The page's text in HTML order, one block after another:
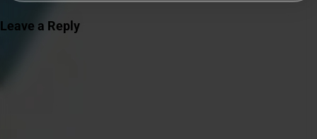
Leave a Reply